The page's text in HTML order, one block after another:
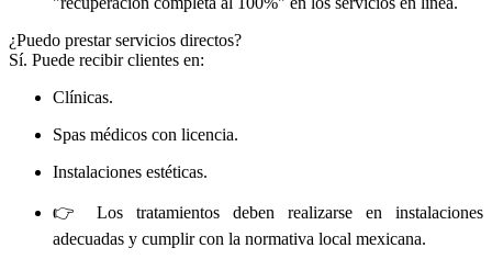
¿Puedo prestar servicios directos?
Sí. Puede recibir clientes en:
Clínicas.
Spas médicos con licencia.
Instalaciones estéticas.
👉 Los tratamientos deben realizarse en instalaciones
adecuadas y cumplir con la normativa local mexicana.